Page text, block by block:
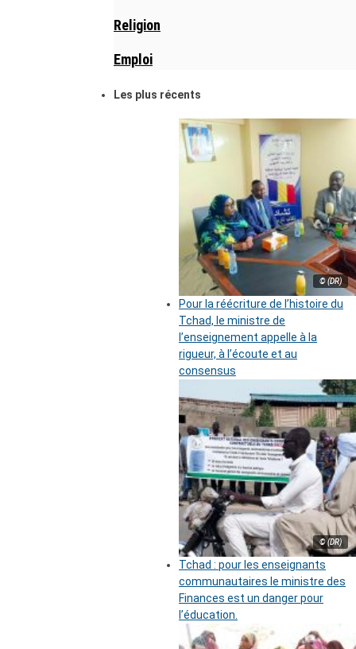
Religion
Emploi
Les plus récents
© (DR)
Pour la réécriture de l’histoire du
Tchad, le ministre de
l’enseignement appelle à la
rigueur, à l’écoute et au
consensus
© (DR)
Tchad : pour les enseignants
communautaires le ministre des
Finances est un danger pour
l’éducation.